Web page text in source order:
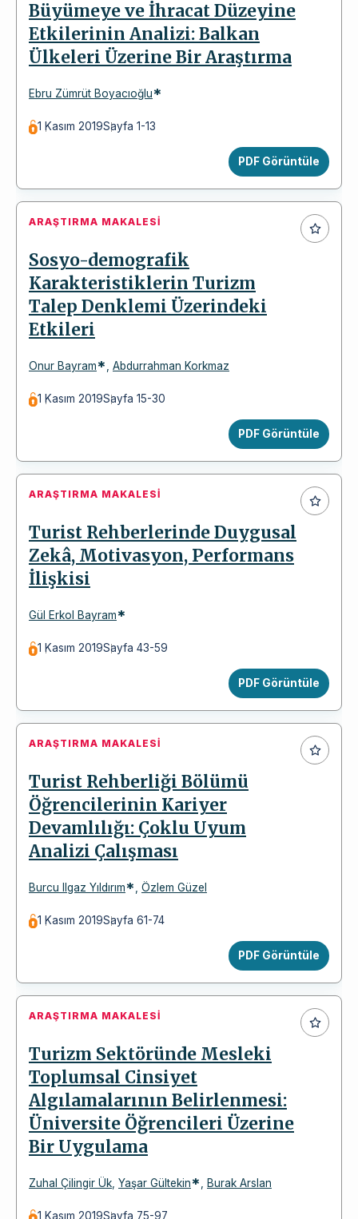
Büyümeye ve İhracat Düzeyine
Etkilerinin Analizi: Balkan
Ülkeleri Üzerine Bir Araştırma
Ebru Zümrüt Boyacıoğlu*
1 Kasım 2019Sayfa 1-13
PDF Görüntüle
ARAŞTIRMA MAKALESI
Sosyo-demografik
Karakteristiklerin Turizm
Talep Denklemi Üzerindeki
Etkileri
Onur Bayram*, Abdurrahman Korkmaz
1 Kasım 2019Sayfa 15-30
PDF Görüntüle
ARAŞTIRMA MAKALESI
Turist Rehberlerinde Duygusal
Zekâ, Motivasyon, Performans
İlişkisi
Gül Erkol Bayram*
1 Kasım 2019Sayfa 43-59
PDF Görüntüle
ARAŞTIRMA MAKALESI
Turist Rehberliği Bölümü
Öğrencilerinin Kariyer
Devamlılığı: Çoklu Uyum
Analizi Çalışması
Burcu Ilgaz Yıldırım*, Özlem Güzel
1 Kasım 2019Sayfa 61-74
PDF Görüntüle
ARAŞTIRMA MAKALESI
Turizm Sektöründe Mesleki
Toplumsal Cinsiyet
Algılamalarının Belirlenmesi:
Üniversite Öğrencileri Üzerine
Bir Uygulama
Zuhal Çilingir Ük, Yaşar Gültekin*, Burak Arslan
1 Kasım 2019Sayfa 75-97